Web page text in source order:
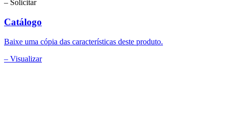
– Solicitar
Catálogo
Baixe uma cópia das características deste produto.
– Visualizar